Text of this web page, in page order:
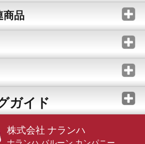
商品
ガイド
株式会社 ナランハ